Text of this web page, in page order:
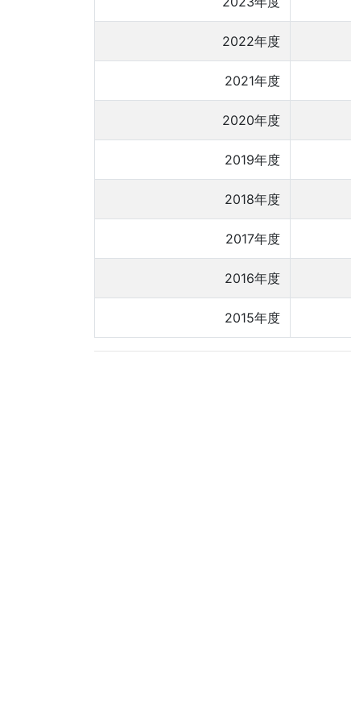
2022年度
2021年度
2020年度
2019年度
2018年度
2017年度
2016年度
2015年度